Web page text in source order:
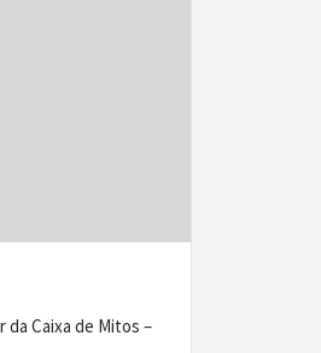
da Caixa de Mitos –